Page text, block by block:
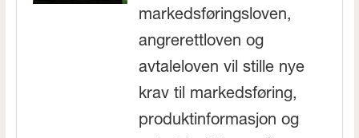
markedsføringsloven,
angrerettloven og
avtaleloven vil stille nye
krav til markedsføring,
produktinformasjon og